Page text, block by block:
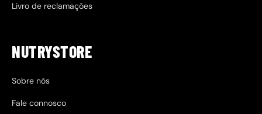
Livro de reclamações
NUTRYSTORE
Sobre nós
Fale connosco